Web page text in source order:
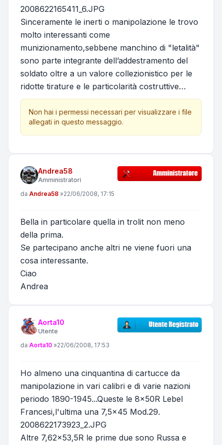
2008622165411_6.JPG
Sinceramente le inerti o manipolazione le trovo
molto interessanti come
munizionamento,sebbene manchino di "letalità"
sono parte integrante dell’addestramento del
soldato oltre a un valore collezionistico per le
ridotte tirature e le particolarità costruttive…
Non hai i permessi necessari per visualizzare i file
allegati in questo messaggio.
Andrea58
Amministratori
Messaggio
da Andrea58 »22/06/2008, 17:15
Bella in particolare quella in trolit non meno
della prima.
Se partecipano anche altri ne viene fuori una
cosa interessante.
Ciao
Andrea
Aorta10
Utente
Messaggio
da Aorta10 »22/06/2008, 17:53
Ho almeno una cinquantina di cartucce da
manipolazione in vari calibri e di varie nazioni
periodo 1890-1945...Queste le 8x50R Lebel
Francesi,l'ultima una 7,5x45 Mod.29.
2008622173923_2.JPG
Altre 7,62x53,5R le prime due sono Russa e